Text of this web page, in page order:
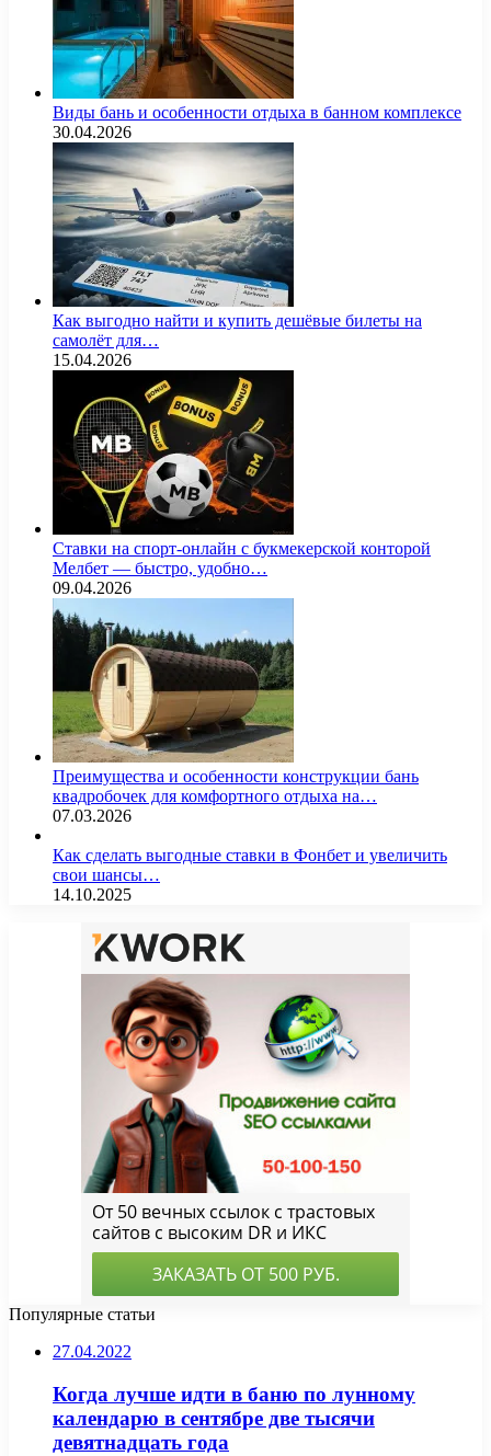
Виды бань и особенности отдыха в банном комплексе
30.04.2026
Как выгодно найти и купить дешёвые билеты на
самолёт для…
15.04.2026
Ставки на спорт-онлайн с букмекерской конторой
Мелбет — быстро, удобно…
09.04.2026
Преимущества и особенности конструкции бань
квадробочек для комфортного отдыха на…
07.03.2026
Как сделать выгодные ставки в Фонбет и увеличить
свои шансы…
14.10.2025
Популярные статьи
27.04.2022
Когда лучше идти в баню по лунному
календарю в сентябре две тысячи
девятнадцать года